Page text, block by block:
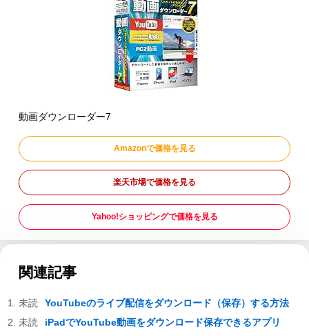
動画ダウンローダー7
Amazonで価格を見る
楽天市場で価格を見る
Yahoo!ショッピングで価格を見る
関連記事
YouTubeのライブ配信をダウンロード（保存）する方法
iPadでYouTube動画をダウンロード保存できるアプリ